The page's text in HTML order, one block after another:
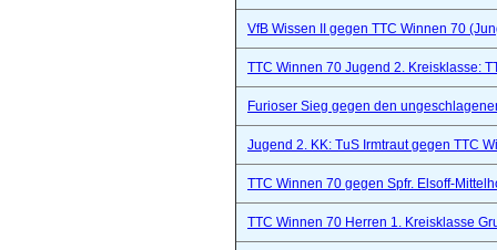
VfB Wissen II gegen TTC Winnen 70
TTC Winnen 70 Jugend 2. Kreisklasse:
Furioser Sieg gegen den
Jugend 2. KK: TuS Irmtraut gegen TTC
TTC Winnen 70 gegen Spfr. Elsoff-
TTC Winnen 70 Herren 1. Kreisklasse